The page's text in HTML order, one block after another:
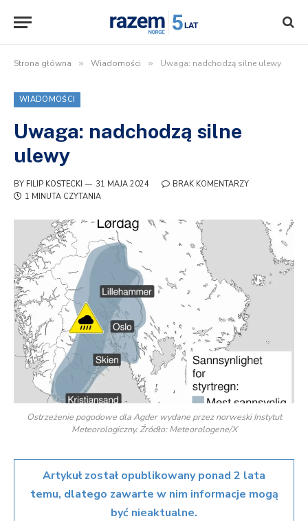
Strona główna » Wiadomości » Uwaga: nadchodzą silne ulewy
WIADOMOŚCI
Uwaga: nadchodzą silne
ulewy
BY FILIP KOSTECKI 31 MAJA 2024
BRAK KOMENTARZY
1 MINUTA CZYTANIA
Ostrzeżenie pogodowe dla Agder wydane przez norweski Instytut
Meteorologiczny. Źródło: Meteorologene/X
Artykuł został opublikowany ponad 2 lata
temu, dlatego zawarte w nim informacje mogą
być nieaktualne.